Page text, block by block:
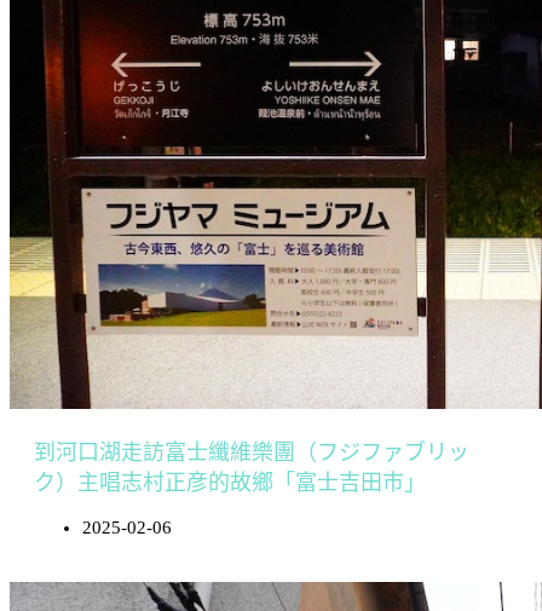
到河口湖走訪富士纖維樂團（フジファブリッ
ク）主唱志村正彦的故鄉「富士吉田市」
2025-02-06